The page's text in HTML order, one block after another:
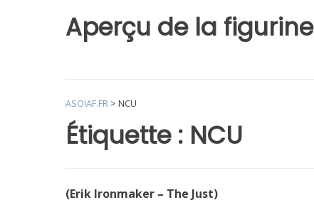
Aperçu de la figurine
Étiquette : NCU
ASOIAF.FR > NCU
(Erik Ironmaker – The Just)